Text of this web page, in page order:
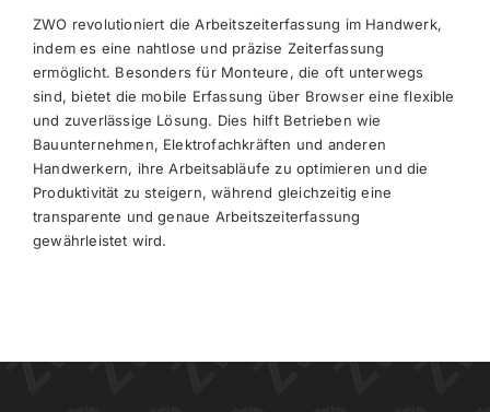
ZWO revolutioniert die Arbeitszeiterfassung im Handwerk,
indem es eine nahtlose und präzise Zeiterfassung
ermöglicht. Besonders für Monteure, die oft unterwegs
sind, bietet die mobile Erfassung über Browser eine flexible
und zuverlässige Lösung. Dies hilft Betrieben wie
Bauunternehmen, Elektrofachkräften und anderen
Handwerkern, ihre Arbeitsabläufe zu optimieren und die
Produktivität zu steigern, während gleichzeitig eine
transparente und genaue Arbeitszeiterfassung
gewährleistet wird.